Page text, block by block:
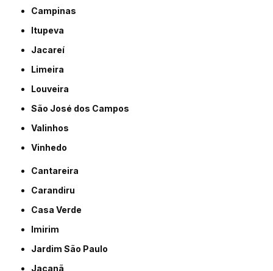
Campinas
Itupeva
Jacareí
Limeira
Louveira
São José dos Campos
Valinhos
Vinhedo
Cantareira
Carandiru
Casa Verde
Imirim
Jardim São Paulo
Jaçanã